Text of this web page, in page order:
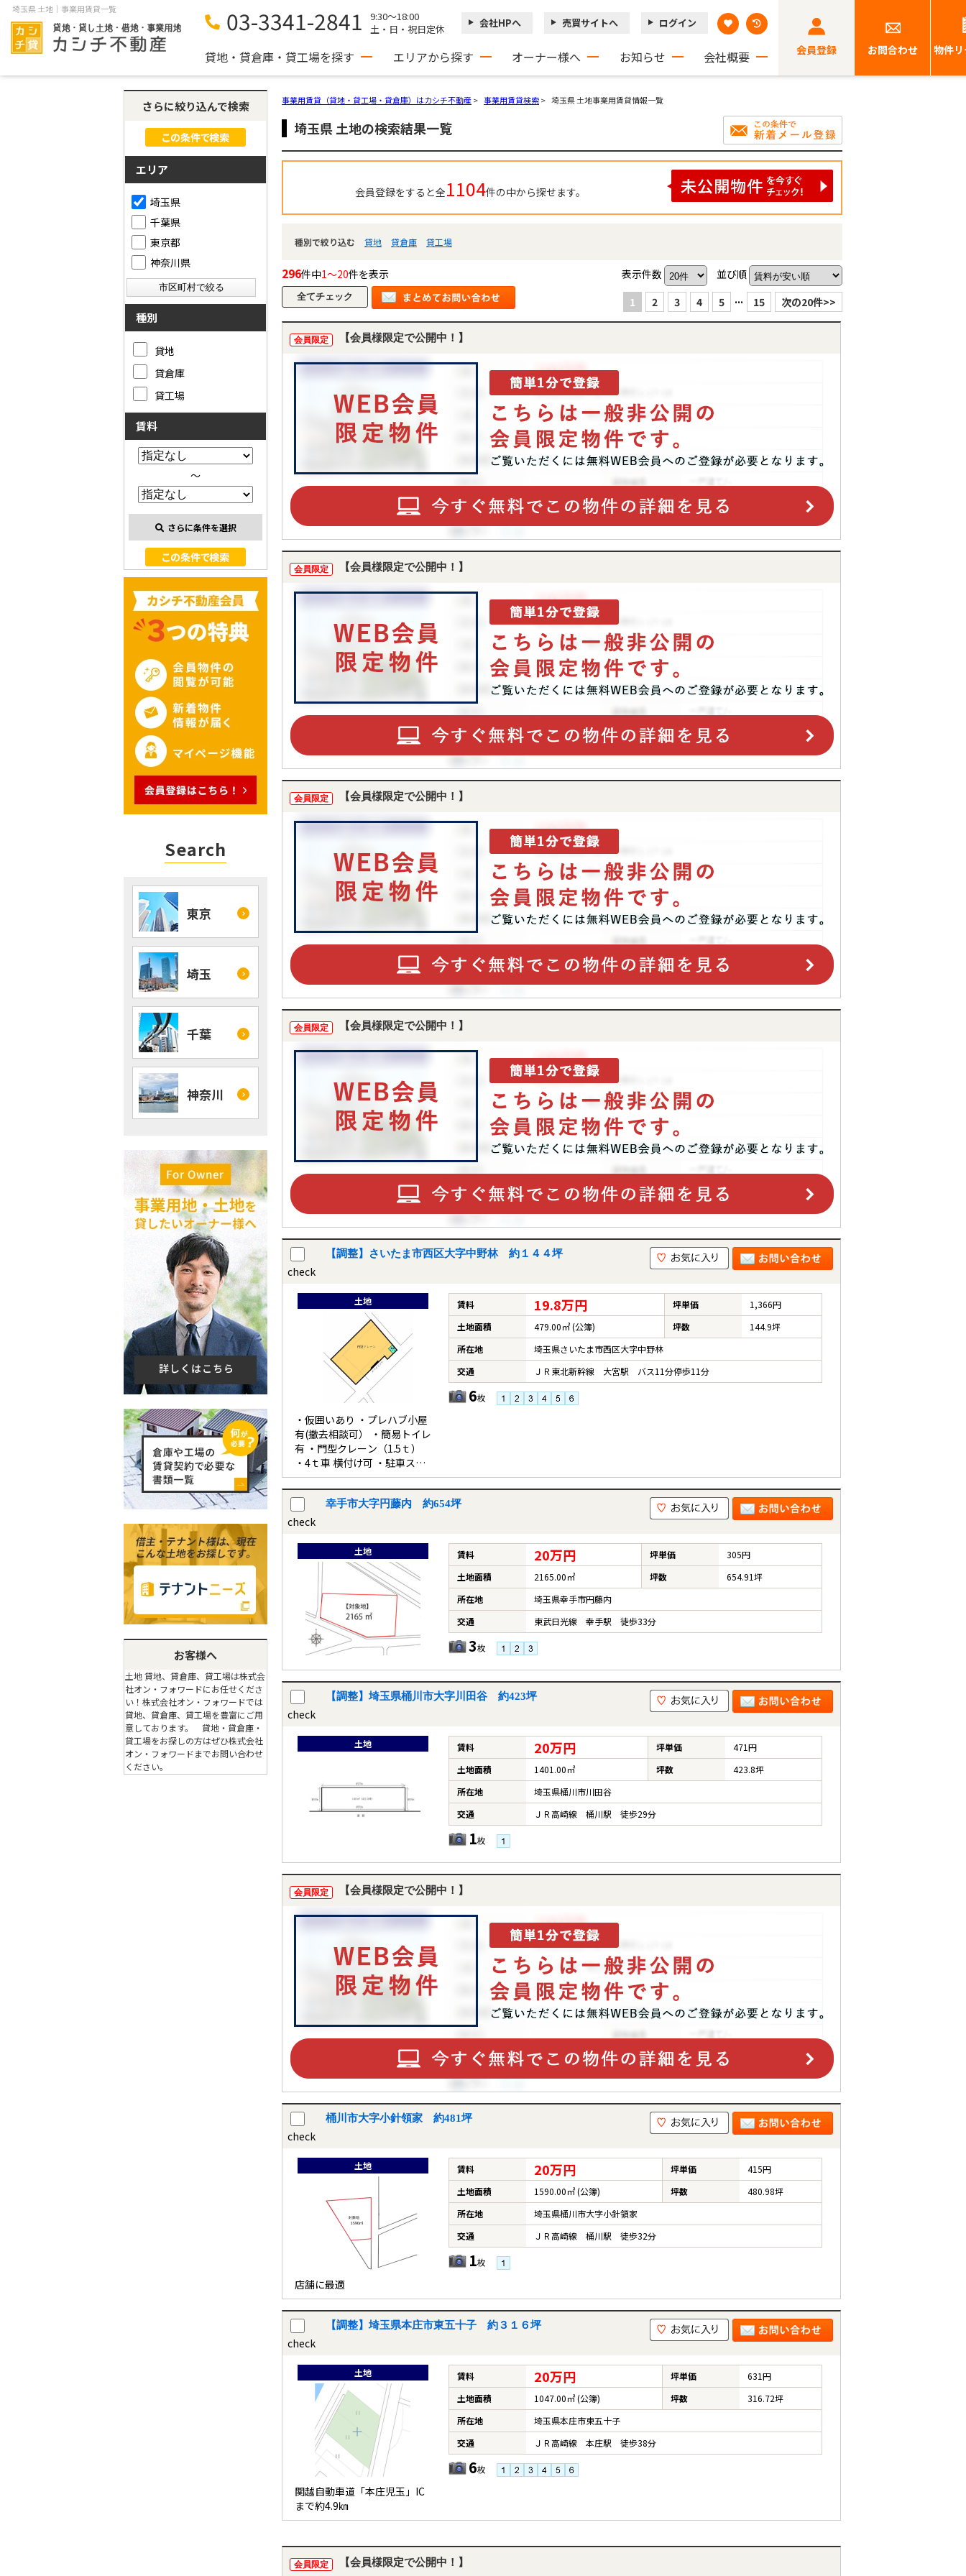
埼玉県 土地｜事業用賃貸一覧 03-3341-2841
9:30～18:00
土・日・祝日定休
会社HPへ 売買サイトへ ログイン
貸地・貸倉庫・貸工場を探す エリアから探す オーナー様へ お知らせ 会社概要 会員登録 お問合わせ 物件
事業用賃貸（貸地・貸工場・貸倉庫）はカシチ不動産> 事業用賃貸検索> 埼玉県 土地事業用賃貸情報一覧
埼玉県 土地の検索結果一覧
会員登録をすると全1104件の中から探せます。
種別で絞り込む 貸地 貸倉庫 貸工場
296件中1～20件を表示 表示件数
並び順
1
2 3 4 5 ... 15 次の20件>>
会員限定 【会員様限定で公開中！】
会員限定 【会員様限定で公開中！】
会員限定 【会員様限定で公開中！】
会員限定 【会員様限定で公開中！】
check
【調整】さいたま市西区大字中野林 約１４４坪
土地
・仮囲いあり ・プレハブ小屋
有(撤去相談可） ・簡易トイレ
有 ・門型クレーン（1.5ｔ）
・4ｔ車 横付け可 ・駐車スペ
ース（４t車1台分）有
賃料 19.8万円 坪単価
1,366円
土地面積
479.00㎡ (公簿) 坪数
144.9坪
所在地
埼玉県さいたま市西区大字中野林
交通
ＪＲ東北新幹線 大宮駅 バス11分停歩11分
6枚
check
幸手市大字円藤内 約654坪
土地 賃料 20万円 坪単価
305円
土地面積
2165.00㎡ 坪数
654.91坪
所在地
埼玉県幸手市円藤内
交通
東武日光線 幸手駅 徒歩33分
3枚
check
【調整】埼玉県桶川市大字川田谷 約423坪
土地 賃料 20万円 坪単価
471円
土地面積
1401.00㎡ 坪数
423.8坪
所在地
埼玉県桶川市川田谷
交通
ＪＲ高崎線 桶川駅 徒歩29分
1枚
会員限定 【会員様限定で公開中！】
check
桶川市大字小針領家 約481坪
土地
店舗に最適
賃料 20万円 坪単価
415円
土地面積
1590.00㎡ (公簿) 坪数
480.98坪
所在地
埼玉県桶川市大字小針領家
交通
ＪＲ高崎線 桶川駅 徒歩32分
1枚
check
【調整】埼玉県本庄市東五十子 約３１６坪
土地
関越自動車道「本庄児玉」IC
まで約4.9㎞
賃料 20万円 坪単価
631円
土地面積
1047.00㎡ (公簿) 坪数
316.72坪
所在地
埼玉県本庄市東五十子
交通
ＪＲ高崎線 本庄駅 徒歩38分
6枚
会員限定 【会員様限定で公開中！】
さらに絞り込んで検索
エリア
埼玉県
千葉県
東京都
神奈川県
種別
貸地
貸倉庫
貸工場
賃料
～
さらに条件を選択
Search
東京
埼玉
千葉
神奈川
お客様へ
土地 貸地、貸倉庫、貸工場は株式会
社オン・フォワードにお任せくださ
い！株式会社オン・フォワードでは
貸地、貸倉庫、貸工場を豊富にご用
意しております。 貸地・貸倉庫・
貸工場をお探しの方はぜひ株式会社
オン・フォワードまでお問い合わせ
ください。